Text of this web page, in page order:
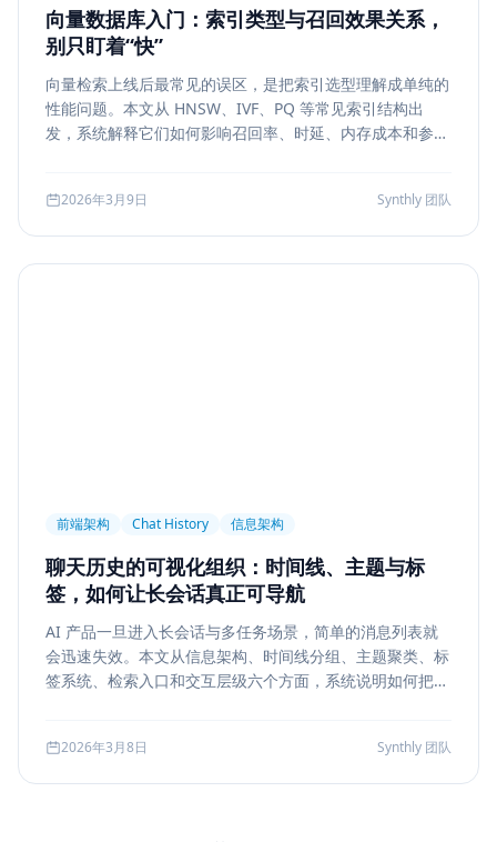
向量数据库入门：索引类型与召回效果关系，
别只盯着“快”
向量检索上线后最常见的误区，是把索引选型理解成单纯的
性能问题。本文从 HNSW、IVF、PQ 等常见索引结构出
发，系统解释它们如何影响召回率、时延、内存成本和参数
2026年3月9日 Synthly 团队
前端架构 Chat History 信息架构
聊天历史的可视化组织：时间线、主题与标
签，如何让长会话真正可导航
AI 产品一旦进入长会话与多任务场景，简单的消息列表就
会迅速失效。本文从信息架构、时间线分组、主题聚类、标
签系统、检索入口和交互层级六个方面，系统说明如何把聊
2026年3月8日 Synthly 团队